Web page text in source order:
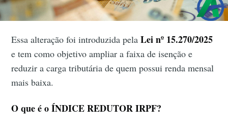
Essa alteração foi introduzida pelaLei nº 15.270/2025
e tem como objetivo ampliar a faixa de isenção e
reduzir a carga tributária de quem possui renda mensal
mais baixa.
O que é o ÍNDICE REDUTOR IRPF?